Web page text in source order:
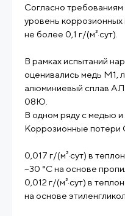
Согласно
уровень коррозионных
не более 0,1 г/(м²·сут).
В рамках испытаний
оценивались медь М1,
алюминиевый сплав
08Ю.
В одном ряду с медью и
Коррозионные потери
0,017 г/(м²·сут) в
−30 °С на основе
0,012 г/(м²·сут) в
на основе